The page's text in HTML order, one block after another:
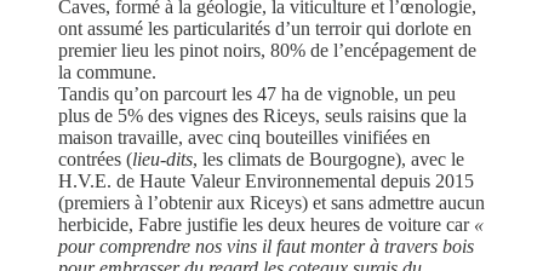
Caves, formé à la géologie, la viticulture et l’œnologie,
ont assumé les particularités d’un terroir qui dorlote en
premier lieu les pinot noirs, 80% de l’encépagement de
la commune.
Tandis qu’on parcourt les 47 ha de vignoble, un peu
plus de 5% des vignes des Riceys, seuls raisins que la
maison travaille, avec cinq bouteilles vinifiées en
contrées (lieu-dits, les climats de Bourgogne), avec le
H.V.E. de Haute Valeur Environnemental depuis 2015
(premiers à l’obtenir aux Riceys) et sans admettre aucun
herbicide, Fabre justifie les deux heures de voiture car «
pour comprendre nos vins il faut monter à travers bois